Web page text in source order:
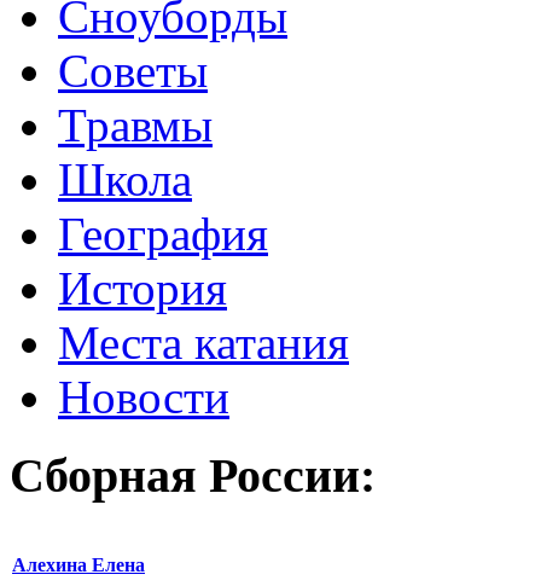
Сноуборды
Советы
Травмы
Школа
География
История
Места катания
Новости
Сборная России:
Алехина Елена